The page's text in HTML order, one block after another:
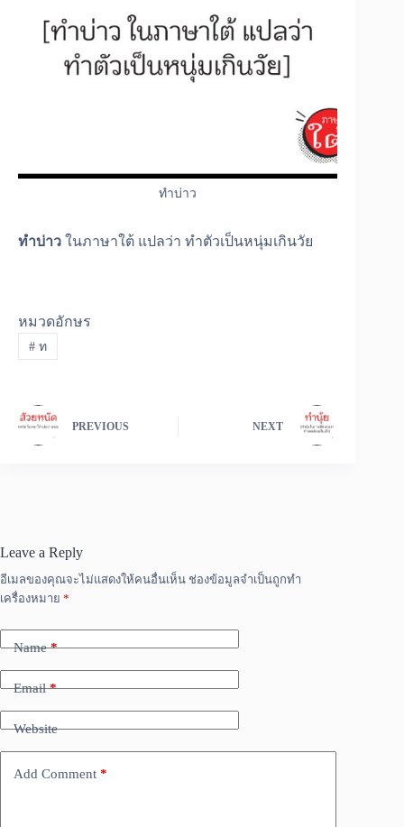
ทำบ่าว
ทำบ่าว ในภาษาใต้ แปลว่า ทำตัวเป็นหนุ่มเกินวัย
หมวดอักษร
#ท
PREVIOUS NEXT
Leave a Reply
อีเมลของคุณจะไม่แสดงให้คนอื่นเห็น ช่องข้อมูลจำเป็นถูกทำ
เครื่องหมาย *
Name*
Email*
Website
Add Comment *